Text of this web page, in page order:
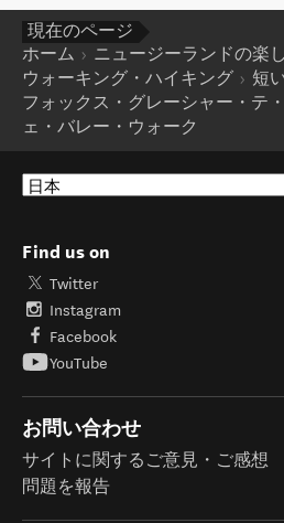
現在のページ
ホーム
ニュージーランドの楽
ウォーキング・ハイキング
短
フォックス・グレーシャー・テ
ェ・バレー・ウォーク
Find us on
Twitter
Instagram
Facebook
YouTube
お問い合わせ
サイトに関するご意見・ご感想
問題を報告